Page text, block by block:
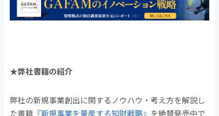
★弊社書籍の紹介
弊社の新規事業創出に関するノウハウ・考え方を解説し
た書籍 『新規事業を量産する知財戦略』 を絶賛発売中で